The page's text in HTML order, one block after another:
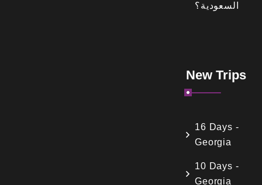
السعودية؟
New Trips
16 Days -
Georgia
10 Days -
Georgia